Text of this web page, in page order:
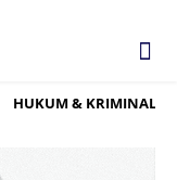
HUKUM & KRIMINAL